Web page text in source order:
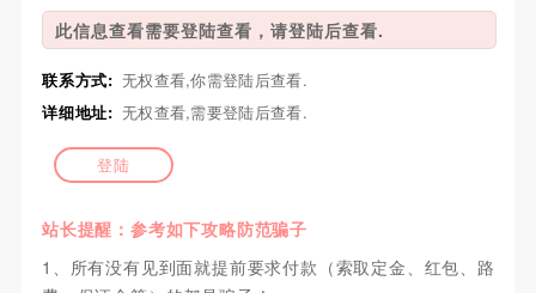
此信息查看需要登陆查看，请登陆后查看.
联系方式: 无权查看,你需登陆后查看.
详细地址: 无权查看,需要登陆后查看.
登陆
站长提醒：参考如下攻略防范骗子
1、所有没有见到面就提前要求付款（索取定金、红包、路